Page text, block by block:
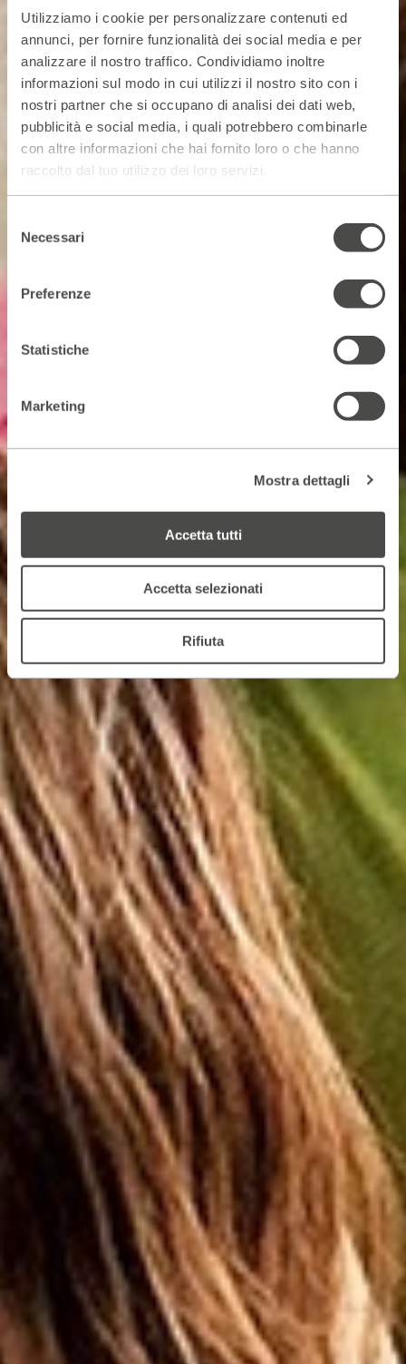
Utilizziamo i cookie per personalizzare contenuti ed
annunci, per fornire funzionalità dei social media e per
analizzare il nostro traffico. Condividiamo inoltre
informazioni sul modo in cui utilizzi il nostro sito con i
nostri partner che si occupano di analisi dei dati web,
pubblicità e social media, i quali potrebbero combinarle
con altre informazioni che hai fornito loro o che hanno
raccolto dal tuo utilizzo dei loro servizi.
delNecessari
Preferenze
Statistiche
Marketing
Mostra dettagli
Accetta tutti
Accetta selezionati
Rifiuta